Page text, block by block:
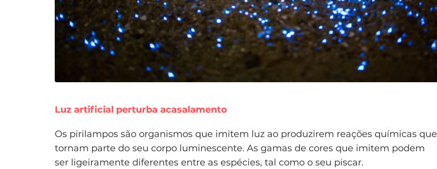
Luz artificial perturba acasalamento
Os pirilampos são organismos que imitem luz ao produzirem reações químicas que
tornam parte do seu corpo luminescente. As gamas de cores que imitem podem
ser ligeiramente diferentes entre as espécies, tal como o seu piscar.